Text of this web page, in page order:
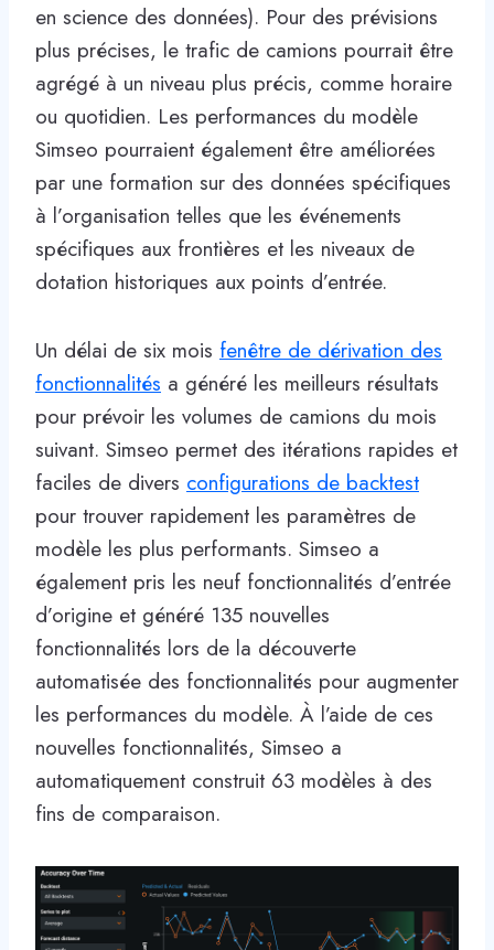
en science des données). Pour des prévisions
plus précises, le trafic de camions pourrait être
agrégé à un niveau plus précis, comme horaire
ou quotidien. Les performances du modèle
Simseo pourraient également être améliorées
par une formation sur des données spécifiques
à l’organisation telles que les événements
spécifiques aux frontières et les niveaux de
dotation historiques aux points d’entrée.
Un délai de six mois fenêtre de dérivation des
fonctionnalités a généré les meilleurs résultats
pour prévoir les volumes de camions du mois
suivant. Simseo permet des itérations rapides et
faciles de divers configurations de backtest
pour trouver rapidement les paramètres de
modèle les plus performants. Simseo a
également pris les neuf fonctionnalités d’entrée
d’origine et généré 135 nouvelles
fonctionnalités lors de la découverte
automatisée des fonctionnalités pour augmenter
les performances du modèle. À l’aide de ces
nouvelles fonctionnalités, Simseo a
automatiquement construit 63 modèles à des
fins de comparaison.